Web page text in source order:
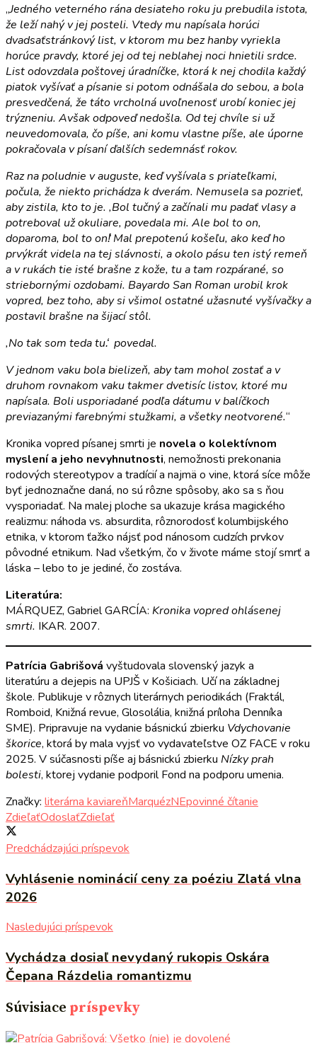
„Jedného veterného rána desiateho roku ju prebudila istota,
že leží nahý v jej posteli. Vtedy mu napísala horúci
dvadsaťstránkový list, v ktorom mu bez hanby vyriekla
horúce pravdy, ktoré jej od tej neblahej noci hnietili srdce.
List odovzdala poštovej úradníčke, ktorá k nej chodila každý
piatok vyšívať a písanie si potom odnášala do sebou, a bola
presvedčená, že táto vrcholná uvoľnenosť urobí koniec jej
trýzneniu. Avšak odpoveď nedošla. Od tej chvíle si už
neuvedomovala, čo píše, ani komu vlastne píše, ale úporne
pokračovala v písaní ďalších sedemnásť rokov.
Raz na poludnie v auguste, keď vyšívala s priateľkami,
počula, že niekto prichádza k dverám. Nemusela sa pozrieť,
aby zistila, kto to je. ,Bol tučný a začínali mu padať vlasy a
potreboval už okuliare, povedala mi. Ale bol to on,
doparoma, bol to on!̒ Mal prepotenú košeľu, ako keď ho
prvýkrát videla na tej slávnosti, a okolo pásu ten istý remeň
a v rukách tie isté brašne z kože, tu a tam rozpárané, so
striebornými ozdobami. Bayardo San Roman urobil krok
vopred, bez toho, aby si všimol ostatné užasnuté vyšívačky a
postavil brašne na šijací stôl.
,No tak som teda tu.̒ povedal.
V jednom vaku bola bielizeň, aby tam mohol zostať a v
druhom rovnakom vaku takmer dvetisíc listov, ktoré mu
napísala. Boli usporiadané podľa dátumu v balíčkoch
previazanými farebnými stužkami, a všetky neotvorené.“
Kronika vopred písanej smrti je novela o kolektívnom
myslení a jeho nevyhnutnosti, nemožnosti prekonania
rodových stereotypov a tradícií a najmä o vine, ktorá síce môže
byť jednoznačne daná, no sú rôzne spôsoby, ako sa s ňou
vysporiadať. Na malej ploche sa ukazuje krása magického
realizmu: náhoda vs. absurdita, rôznorodosť kolumbijského
etnika, v ktorom ťažko nájsť pod nánosom cudzích prvkov
pôvodné etnikum. Nad všetkým, čo v živote máme stojí smrť a
láska – lebo to je jediné, čo zostáva.
Literatúra:
MÁRQUEZ, Gabriel GARCÍA: Kronika vopred ohlásenej
smrti. IKAR. 2007.
Patrícia Gabrišová vyštudovala slovenský jazyk a
literatúru a dejepis na UPJŠ v Košiciach. Učí na základnej
škole. Publikuje v rôznych literárnych periodikách (Fraktál,
Romboid, Knižná revue, Glosolália, knižná príloha Denníka
SME). Pripravuje na vydanie básnickú zbierku Vdychovanie
škorice, ktorá by mala vyjsť vo vydavateľstve OZ FACE v roku
2025. V súčasnosti píše aj básnickú zbierku Nízky prah
bolesti, ktorej vydanie podporil Fond na podporu umenia.
Značky: literárna kaviareňMarquézNEpovinné čítanie
ZdieľaťOdoslaťZdieľať
Predchádzajúci príspevok
Vyhlásenie nominácií ceny za poéziu Zlatá vlna
2026
Nasledujúci príspevok
Vychádza dosiaľ nevydaný rukopis Oskára
Čepana Rázdelia romantizmu
Súvisiace príspevky